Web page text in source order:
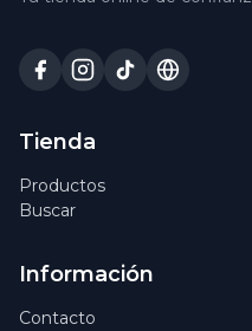
Tienda
Productos
Buscar
Información
Contacto